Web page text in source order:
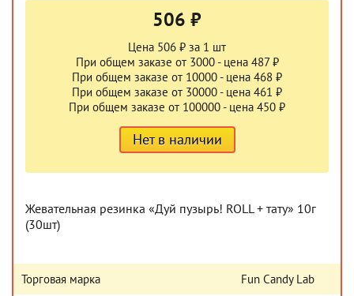
506 ₽
Цена 506 ₽ за 1 шт
При общем заказе от 3000 - цена 487 ₽
При общем заказе от 10000 - цена 468 ₽
При общем заказе от 30000 - цена 461 ₽
При общем заказе от 100000 - цена 450 ₽
Нет в наличии
Жевательная резинка «Дуй пузырь! ROLL + тату» 10г
(30шт)
Торговая марка Fun Candy Lab